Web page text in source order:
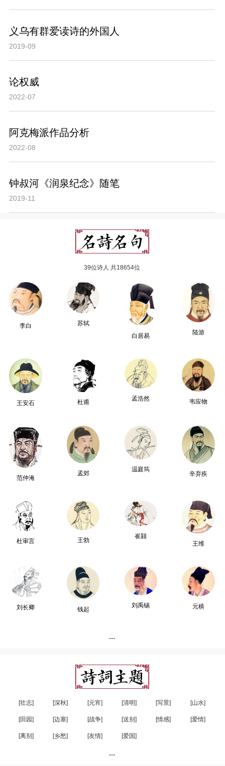
义乌有群爱读诗的外国人
2019-09
论权威
2022-07
阿克梅派作品分析
2022-08
钟叔河《润泉纪念》随笔
2019-11
39位诗人 共18654位
李白
苏轼
白居易
陆游
王安石 杜甫
孟浩然 韦应物
范仲淹
孟郊
温庭筠
辛弃疾
杜审言 王勃
崔颢
王维
刘长卿 钱起
刘禹锡 元稹
...
[壮志] [深秋] [元宵] [清明] [写景] [山水]
[田园] [边塞] [战争] [送别] [情感] [爱情]
[离别] [乡愁] [友情] [爱国]
...